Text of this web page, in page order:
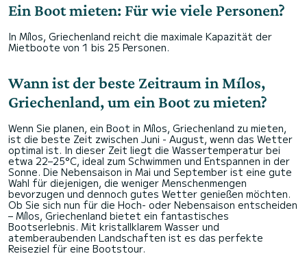
Ein Boot mieten: Für wie viele Personen?
In Mílos, Griechenland reicht die maximale Kapazität der
Mietboote von 1 bis 25 Personen.
Wann ist der beste Zeitraum in Mílos,
Griechenland, um ein Boot zu mieten?
Wenn Sie planen, ein Boot in Mílos, Griechenland zu mieten,
ist die beste Zeit zwischen Juni - August, wenn das Wetter
optimal ist. In dieser Zeit liegt die Wassertemperatur bei
etwa 22–25°C, ideal zum Schwimmen und Entspannen in der
Sonne. Die Nebensaison in Mai und September ist eine gute
Wahl für diejenigen, die weniger Menschenmengen
bevorzugen und dennoch gutes Wetter genießen möchten.
Ob Sie sich nun für die Hoch- oder Nebensaison entscheiden
– Mílos, Griechenland bietet ein fantastisches
Bootserlebnis. Mit kristallklarem Wasser und
atemberaubenden Landschaften ist es das perfekte
Reiseziel für eine Bootstour.